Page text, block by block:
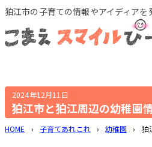
このページの
狛江市の子育ての情報やアイディアを
親子でおでかけ・遊び
地域とつながる
2024年12月11日
狛江市と狛江周辺の幼稚園
HOME › 子育てあれこれ › 幼稚園 › 狛